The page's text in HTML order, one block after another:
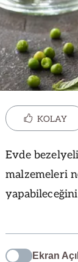
KOLAY
Evde
malzemeleri
Ekran